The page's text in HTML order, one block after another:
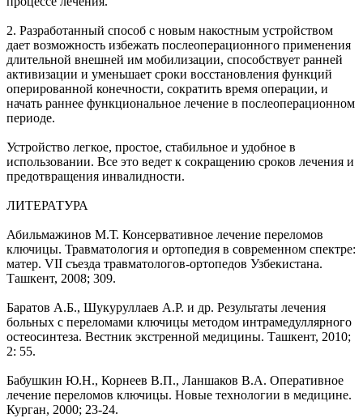
2. Разработанный способ с новым накостным устройством
дает возможность избежать послеоперационного применения
длительной внешней им мобилизации, способствует ранней
активизации и уменьшает сроки восстановления функций
оперированной конечности, сократить время операции, и
начать раннее функциональное лечение в послеоперационном
периоде.
Устройство легкое, простое, стабильное и удобное в
использовании. Все это ведет к сокращению сроков лечения и
предотвращения инвалидности.
ЛИТЕРАТУРА
Абильмажинов М.Т. Консервативное лечение переломов
ключицы. Травматология и ортопедия в современном спектре:
матер. VII съезда травматологов-ортопедов Узбекистана.
Ташкент, 2008; 309.
Баратов А.Б., Шукуруллаев А.Р. и др. Результаты лечения
больных с переломами ключицы методом интрамедуллярного
остеосинтеза. Вестник экстренной медицины. Ташкент, 2010;
2: 55.
Бабушкин Ю.Н., Корнеев В.П., Ланшаков В.А. Оперативное
лечение переломов ключицы. Новые технологии в медицине.
Курган, 2000; 23-24.